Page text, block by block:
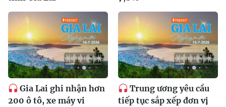
Gia Lai ghi nhận hơn
200 ô tô, xe máy vi
Trung ương yêu cầu
tiếp tục sắp xếp đơn vị